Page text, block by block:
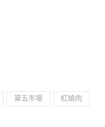
第五市場 紅燒肉